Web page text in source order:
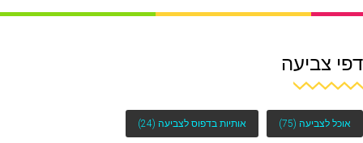
דפי צביעה
אוכל לצביעה (75) אותיות בדפוס לצביעה (24)